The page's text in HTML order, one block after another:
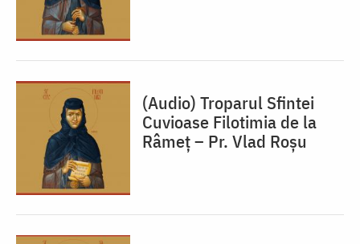
(Audio) Troparul Sfintei
Cuvioase Filotimia de la
Râmeț – Pr. Vlad Roșu